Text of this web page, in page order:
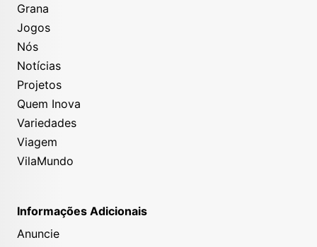
Grana
Jogos
Nós
Notícias
Projetos
Quem Inova
Variedades
Viagem
VilaMundo
Informações Adicionais
Anuncie